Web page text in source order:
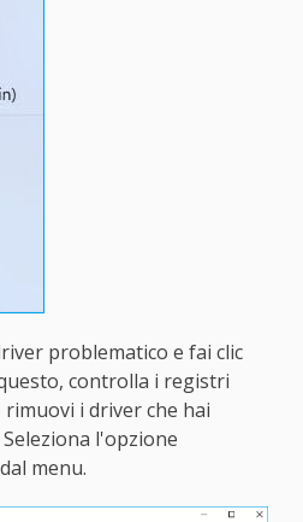
problematico e fai clic
controlla i registri
i driver che hai
l'opzione
menu.